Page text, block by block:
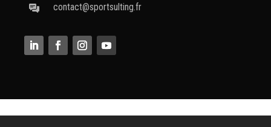
contact@sportsulting.fr